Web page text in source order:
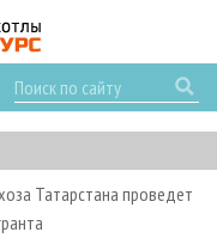
Татарстана проведет